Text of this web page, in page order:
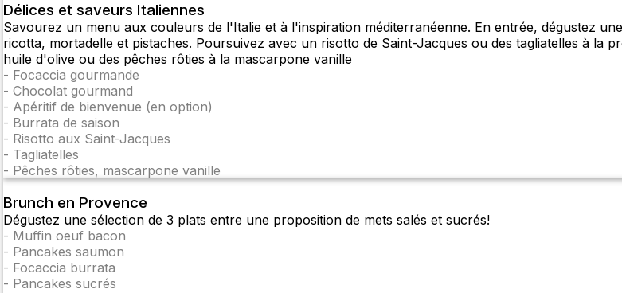
Délices et saveurs Italiennes
Savourez un menu aux couleurs de l'Italie et à l'inspiration méditerranéenne. En entrée, dégustez
ricotta, mortadelle et pistaches. Poursuivez avec un risotto de Saint-Jacques ou des tagliatelles à la
huile d'olive ou des pêches rôties à la mascarpone vanille
- Focaccia gourmande
- Chocolat gourmand
- Apéritif de bienvenue (en option)
- Burrata de saison
- Risotto aux Saint-Jacques
- Tagliatelles
- Pêches rôties, mascarpone vanille
Brunch en Provence
Dégustez une sélection de 3 plats entre une proposition de mets salés et sucrés!
- Muffin oeuf bacon
- Pancakes saumon
- Focaccia burrata
- Pancakes sucrés